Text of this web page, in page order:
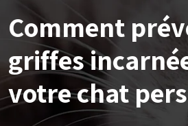
Comment
griffes
votre chat